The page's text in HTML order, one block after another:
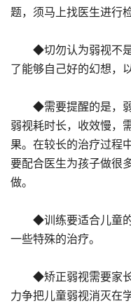
题，须马上找医生进行
◆切勿认为弱视不是
了能够自己好的幻想，
◆需要提醒的是，弱
弱视耗时长，收效慢，
果。在较长的治疗过程
要配合医生为孩子做很
做。
◆训练要适合儿童的
一些特殊的治疗。
◆矫正弱视需要家长
力争把儿童弱视消灭在